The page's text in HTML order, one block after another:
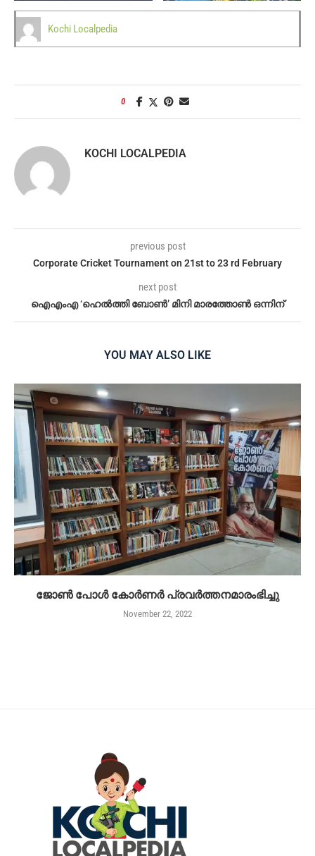
Kochi Localpedia
0
KOCHI LOCALPEDIA
previous post
Corporate Cricket Tournament on 21st to 23 rd February
next post
ഐഎംഎ ‘ഹെൽത്തി ബോൺ’ മിനി മാരത്തോൺ ഒന്നിന്
YOU MAY ALSO LIKE
ജോൺ പോൾ കോർണർ പ്രവർത്തനമാരംഭിച്ചു
November 22, 2022